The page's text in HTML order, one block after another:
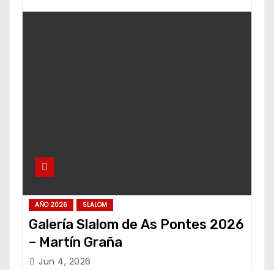
AÑO 2026 SLALOM
Galería Slalom de As Pontes 2026
– Martín Graña
Jun 4, 2026